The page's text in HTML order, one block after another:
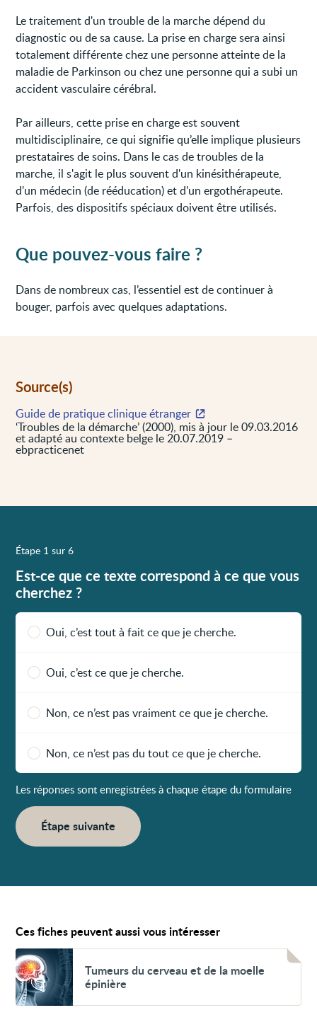
Le traitement d'un trouble de la marche dépend du
diagnostic ou de sa cause. La prise en charge sera ainsi
totalement différente chez une personne atteinte de la
maladie de Parkinson ou chez une personne qui a subi un
accident vasculaire cérébral.
Par ailleurs, cette prise en charge est souvent
multidisciplinaire, ce qui signifie qu’elle implique plusieurs
prestataires de soins. Dans le cas de troubles de la
marche, il s'agit le plus souvent d'un kinésithérapeute,
d'un médecin (de rééducation) et d'un ergothérapeute.
Parfois, des dispositifs spéciaux doivent être utilisés.
Que pouvez-vous faire ?
Dans de nombreux cas, l’essentiel est de continuer à
bouger, parfois avec quelques adaptations.
Source(s)
Guide de pratique clinique étranger
‘Troubles de la démarche’ (2000), mis à jour le 09.03.2016
et adapté au contexte belge le 20.07.2019 –
ebpracticenet
Étape 1 sur 6
Est-ce que ce texte correspond à ce que vous
cherchez ?
Oui, c’est tout à fait ce que je cherche.
Oui, c’est ce que je cherche.
Non, ce n’est pas vraiment ce que je cherche.
Non, ce n’est pas du tout ce que je cherche.
Les réponses sont enregistrées à chaque étape du formulaire
Étape suivante
Ces fiches peuvent aussi vous intéresser
Voir
Tumeurs
du
cerveau
et
Tumeurs du cerveau et de la moelle
épinière